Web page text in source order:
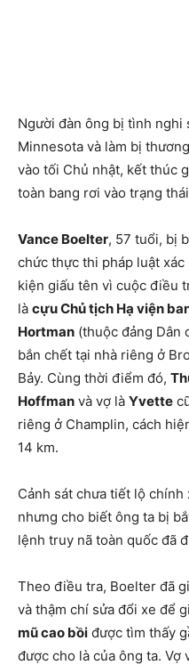
Người đàn ông bị tình nghi
Minnesota và làm bị
vào tối Chủ nhật, kết thúc
toàn bang rơi vào trạng
Vance Boelter, 57 tuổi, bị
chức thực thi pháp luật
kiện giấu tên vì cuộc điều
là cựu Chủ tịch Hạ viện
Hortman (thuộc đảng Dân
bắn chết tại nhà riêng ở
Bảy. Cùng thời điểm đó,
Hoffman và vợ là Yvette
riêng ở Champlin, cách
14 km.
Cảnh sát chưa tiết lộ
nhưng cho biết ông ta bị
lệnh truy nã toàn quốc đã
Theo điều tra, Boelter đã
và thậm chí sửa đổi xe để
mũ cao bồi được tìm thấy
được cho là của ông ta. Vợ